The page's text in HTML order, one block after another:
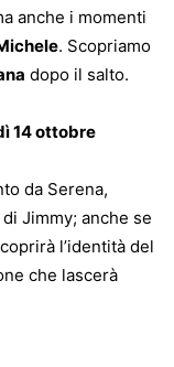
anche i momenti
. Scopriamo
dopo il salto.
14 ottobre
da Serena,
Jimmy; anche se
l’identità del
che lascerà